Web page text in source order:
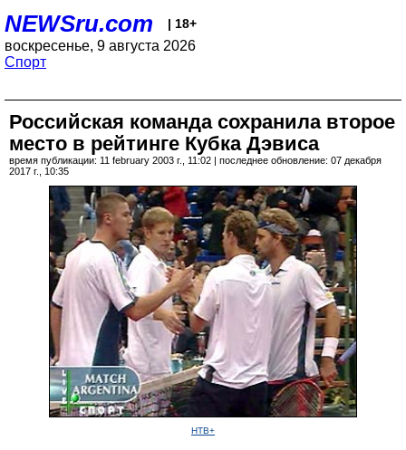
NEWSru.com | 18+
воскресенье, 9 августа 2026
Спорт
Российская команда сохранила второе
место в рейтинге Кубка Дэвиса
время публикации: 11 february 2003 г., 11:02 | последнее обновление: 07 декабря
2017 г., 10:35
НТВ+